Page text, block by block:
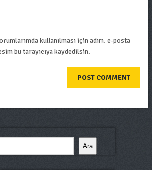
kullanılması için adım, e-posta
bu tarayıcıya kaydedilsin.
Ara